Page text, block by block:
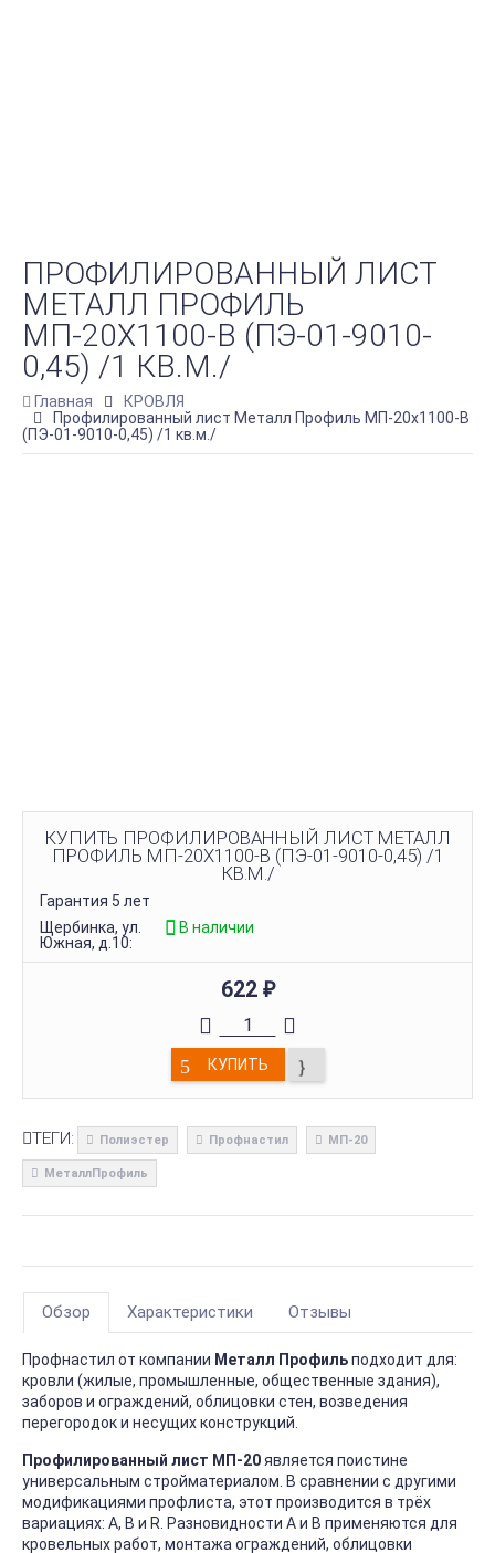
ПРОФИЛИРОВАННЫЙ ЛИСТ
МЕТАЛЛ ПРОФИЛЬ
МП-20Х1100-B (ПЭ-01-9010-
0,45) /1 КВ.М./
Главная
КРОВЛЯ
Профилированный лист Металл Профиль МП-20х1100-B
(ПЭ-01-9010-0,45) /1 кв.м./
КУПИТЬ ПРОФИЛИРОВАННЫЙ ЛИСТ МЕТАЛЛ
ПРОФИЛЬ МП-20Х1100-B (ПЭ-01-9010-0,45) /1
КВ.М./
Гарантия 5 лет
Щербинка, ул.
Южная, д.10:
В наличии
622 ₽
КУПИТЬ
ТЕГИ: Полиэстер Профнастил МП-20
МеталлПрофиль
Обзор Характеристики Отзывы
Профнастил от компании Металл Профильподходит для:
кровли (жилые, промышленные, общественные здания),
заборов и ограждений, облицовки стен, возведения
перегородок и несущих конструкций.
Профилированный лист МП-20является поистине
универсальным стройматериалом. В сравнении с другими
модификациями профлиста, этот производится в трёх
вариациях: А, В и R. Разновидности А и В применяются для
кровельных работ, монтажа ограждений, облицовки